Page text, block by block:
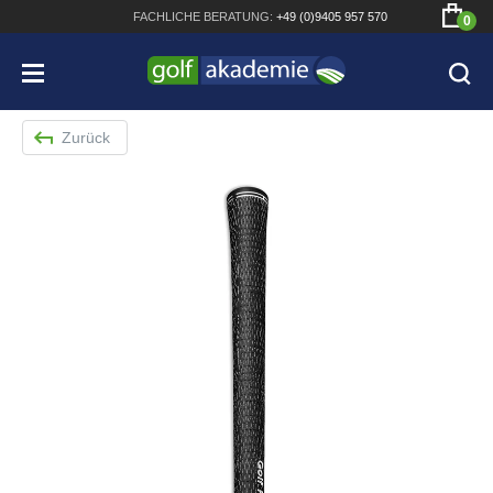
FACHLICHE BERATUNG: +49 (0)9405 957 570 0
Bridgestone JGR Driver 2018
Titleist Pro V1x mit gratis Schriftaufdruck
Bennington Waterproof QO14 Sport Cartbag
Zurück